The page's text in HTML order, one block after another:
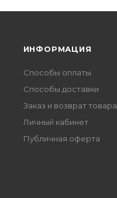
ИНФОРМАЦИЯ
Способы оплаты
Способы доставки
Заказ и возврат товара
Личный кабинет
Публичная оферта